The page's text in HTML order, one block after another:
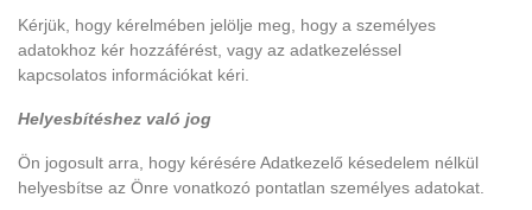
Kérjük, hogy kérelmében jelölje meg, hogy a személyes
adatokhoz kér hozzáférést, vagy az adatkezeléssel
kapcsolatos információkat kéri.
Helyesbítéshez való jog
Ön jogosult arra, hogy kérésére Adatkezelő késedelem nélkül
helyesbítse az Önre vonatkozó pontatlan személyes adatokat.